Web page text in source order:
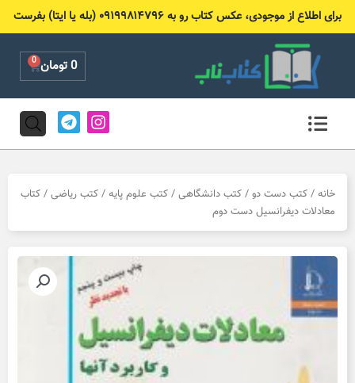
برای اطلاع از موجودی، عکس کتاب رو به ۰۹۱۹۹۸۱۴۷۹۶ (بله یا ایتا) بفرست
0تومان 0
Cart
I
n
s
g
a
T
e
l
r
m
خانه / کتب دست دو / کتب دانشگاهی / کتب علوم پایه / کتب ریاضی / کتاب
معادلات دیفرانسیل دست دوم